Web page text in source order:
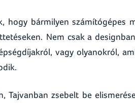
hogy bármilyen
Nem csak a
vagy olyanokról,
Tajvanban zsebelt be